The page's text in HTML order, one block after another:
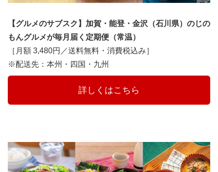
【グルメのサブスク】加賀・能登・金沢（石川県）のじの
もんグルメが毎月届く定期便（常温）
［月額 3,480円／送料無料・消費税込み］
※配送先：本州・四国・九州
詳しくはこちら